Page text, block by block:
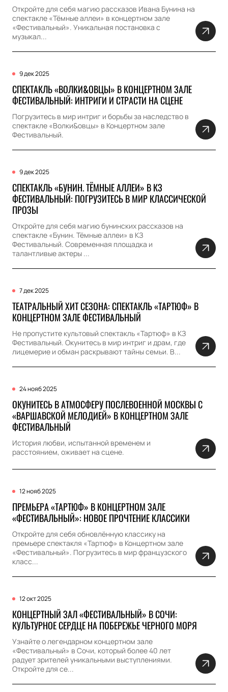
Откройте для себя магию рассказов Ивана Бунина на
спектакле «Тёмные аллеи» в концертном зале
«Фестивальный». Уникальная постановка с
музыкал...
9 дек 2025
СПЕКТАКЛЬ «ВОЛКИ&ОВЦЫ» В КОНЦЕРТНОМ ЗАЛЕ
ФЕСТИВАЛЬНЫЙ: ИНТРИГИ И СТРАСТИ НА СЦЕНЕ
Погрузитесь в мир интриг и борьбы за наследство в
спектакле «Волки&овцы» в Концертном зале
Фестивальный.
9 дек 2025
СПЕКТАКЛЬ «БУНИН. ТЁМНЫЕ АЛЛЕИ» В КЗ
ФЕСТИВАЛЬНЫЙ: ПОГРУЗИТЕСЬ В МИР КЛАССИЧЕСКОЙ
ПРОЗЫ
Откройте для себя магию бунинских рассказов на
спектакле «Бунин. Тёмные аллеи» в КЗ
Фестивальный. Современная площадка и
талантливые актеры ...
7 дек 2025
ТЕАТРАЛЬНЫЙ ХИТ СЕЗОНА: СПЕКТАКЛЬ «ТАРТЮФ» В
КОНЦЕРТНОМ ЗАЛЕ ФЕСТИВАЛЬНЫЙ
Не пропустите культовый спектакль «Тартюф» в КЗ
Фестивальный. Окунитесь в мир интриг и драм, где
лицемерие и обман раскрывают тайны семьи. В...
24 нояб 2025
ОКУНИТЕСЬ В АТМОСФЕРУ ПОСЛЕВОЕННОЙ МОСКВЫ С
«ВАРШАВСКОЙ МЕЛОДИЕЙ» В КОНЦЕРТНОМ ЗАЛЕ
ФЕСТИВАЛЬНЫЙ
История любви, испытанной временем и
расстоянием, оживает на сцене.
12 нояб 2025
ПРЕМЬЕРА «ТАРТЮФ» В КОНЦЕРТНОМ ЗАЛЕ
«ФЕСТИВАЛЬНЫЙ»: НОВОЕ ПРОЧТЕНИЕ КЛАССИКИ
Откройте для себя обновлённую классику на
премьере спектакля «Тартюф» в Концертном зале
«Фестивальный». Погрузитесь в мир французского
класс...
12 окт 2025
КОНЦЕРТНЫЙ ЗАЛ «ФЕСТИВАЛЬНЫЙ» В СОЧИ:
КУЛЬТУРНОЕ СЕРДЦЕ НА ПОБЕРЕЖЬЕ ЧЕРНОГО МОРЯ
Узнайте о легендарном концертном зале
«Фестивальный» в Сочи, который более 40 лет
радует зрителей уникальными выступлениями.
Откройте для се...